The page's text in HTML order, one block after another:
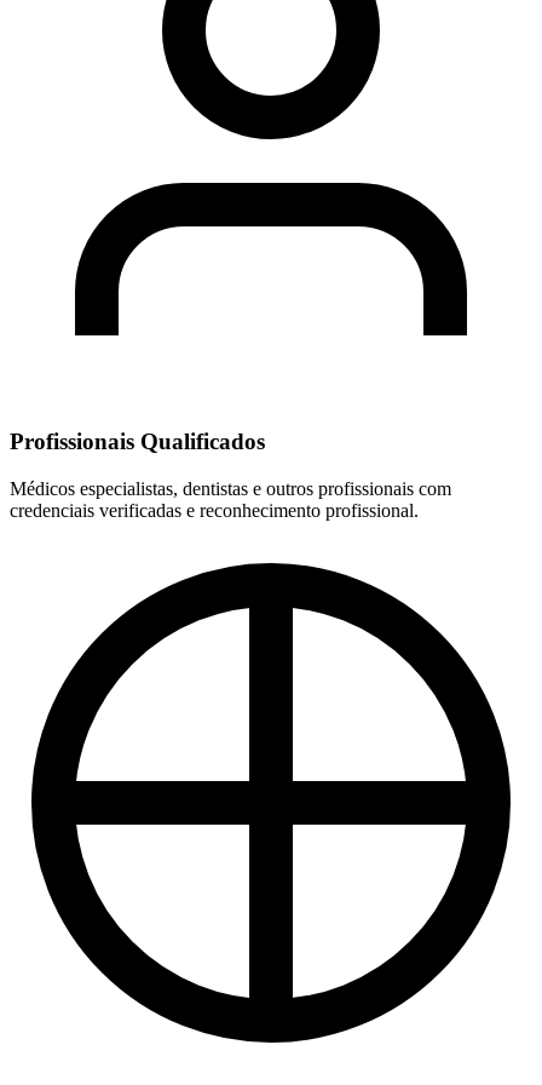
Profissionais Qualificados
Médicos especialistas, dentistas e outros profissionais com
credenciais verificadas e reconhecimento profissional.